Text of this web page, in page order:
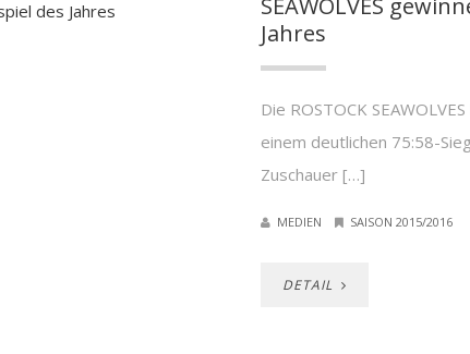
SEAWOLVES
Jahres
Die ROSTOCK
einem deutlichen 75:58-
Zuschauer […]
MEDIEN SAISON 2015/2016
DETAIL